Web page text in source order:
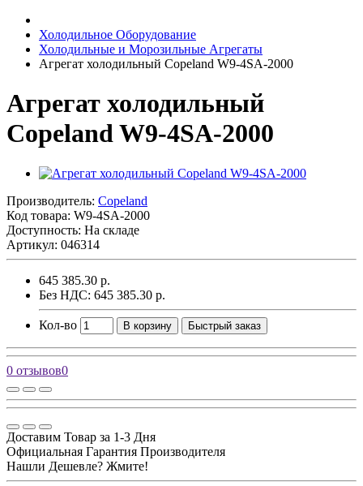
Холодильное Оборудование
Холодильные и Морозильные Агрегаты
Агрегат холодильный Copeland W9-4SA-2000
Агрегат холодильный
Copeland W9-4SA-2000
Производитель: Copeland
Код товара: W9-4SA-2000
Доступность: На складе
Артикул: 046314
645 385.30 р.
Без НДС: 645 385.30 р.
Кол-во В корзину Быстрый заказ
0 отзывов0
Доставим Товар за 1-3 Дня
Официальная Гарантия Производителя
Нашли Дешевле? Жмите!